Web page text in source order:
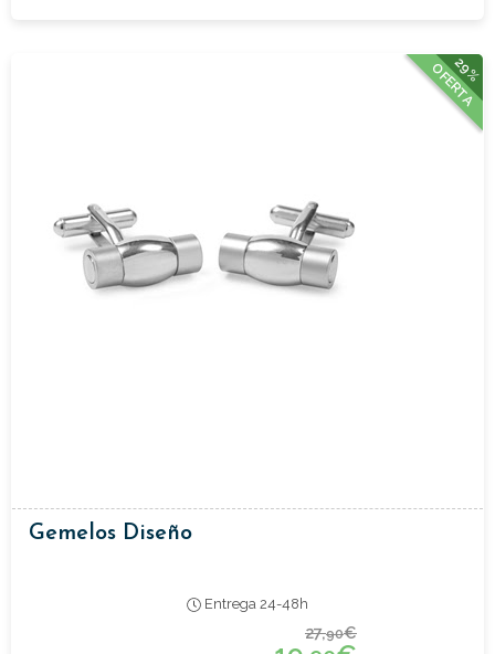
29%
OFERTA
Gemelos Diseño
Entrega 24-48h
27,90€